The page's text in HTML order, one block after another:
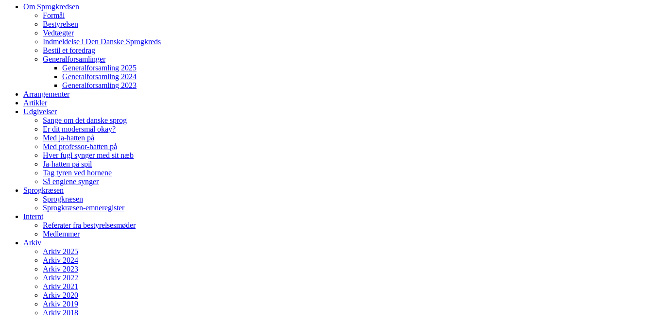
Om Sprogkredsen
Formål
Bestyrelsen
Vedtægter
Indmeldelse i Den Danske Sprogkreds
Bestil et foredrag
Generalforsamlinger
Generalforsamling 2025
Generalforsamling 2024
Generalforsamling 2023
Arrangementer
Artikler
Udgivelser
Sange om det danske sprog
Er dit modersmål okay?
Med ja-hatten på
Med professor-hatten på
Hver fugl synger med sit næb
Ja-hatten på spil
Tag tyren ved hornene
Så englene synger
Sprogkræsen
Sprogkræsen
Sprogkræsen-emneregister
Internt
Referater fra bestyrelsesmøder
Medlemmer
Arkiv
Arkiv 2025
Arkiv 2024
Arkiv 2023
Arkiv 2022
Arkiv 2021
Arkiv 2020
Arkiv 2019
Arkiv 2018